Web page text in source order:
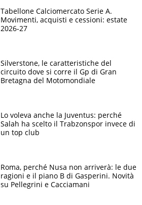
Tabellone Calciomercato Serie A.
Movimenti, acquisti e cessioni: estate
2026-27
Silverstone, le caratteristiche del
circuito dove si corre il Gp di Gran
Bretagna del Motomondiale
Lo voleva anche la Juventus: perché
Salah ha scelto il Trabzonspor invece di
un top club
Roma, perché Nusa non arriverà: le due
ragioni e il piano B di Gasperini. Novità
su Pellegrini e Cacciamani